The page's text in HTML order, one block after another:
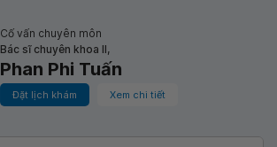
Cố vấn chuyên môn
Bác sĩ chuyên khoa II,
Phan Phi Tuấn
Đặt lịch khám Xem chi tiết